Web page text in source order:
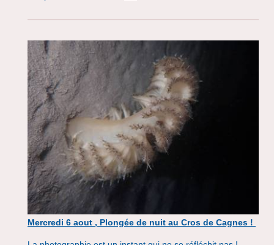
Mercredi 6 aout , Plongée de nuit au Cros de Cagnes !